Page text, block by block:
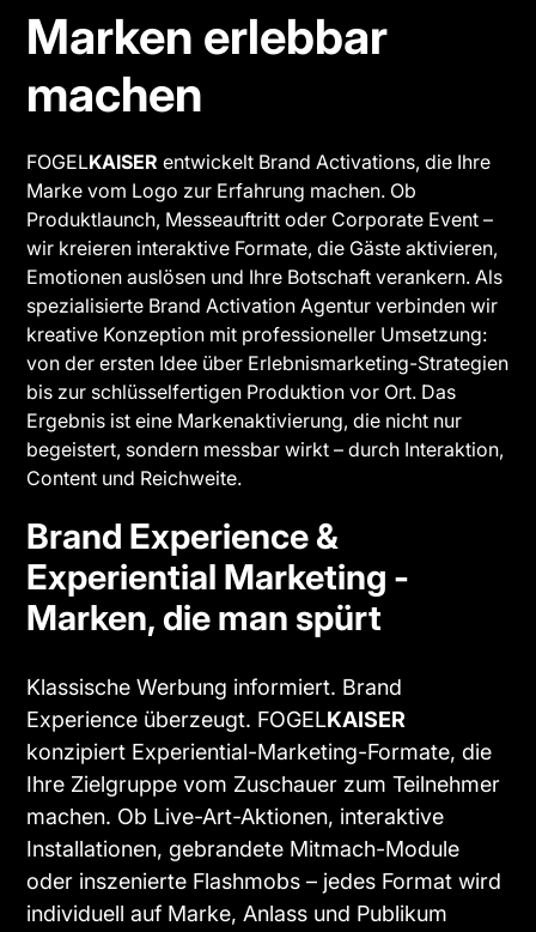
Marken erlebbar
machen
FOGELKAISER entwickelt Brand Activations, die Ihre
Marke vom Logo zur Erfahrung machen. Ob
Produktlaunch, Messeauftritt oder Corporate Event –
wir kreieren interaktive Formate, die Gäste aktivieren,
Emotionen auslösen und Ihre Botschaft verankern. Als
spezialisierte Brand Activation Agentur verbinden wir
kreative Konzeption mit professioneller Umsetzung:
von der ersten Idee über Erlebnismarketing-Strategien
bis zur schlüsselfertigen Produktion vor Ort. Das
Ergebnis ist eine Markenaktivierung, die nicht nur
begeistert, sondern messbar wirkt – durch Interaktion,
Content und Reichweite.
Brand Experience &
Experiential Marketing -
Marken, die man spürt
Klassische Werbung informiert. Brand
Experience überzeugt. FOGELKAISER
konzipiert Experiential-Marketing-Formate, die
Ihre Zielgruppe vom Zuschauer zum Teilnehmer
machen. Ob Live-Art-Aktionen, interaktive
Installationen, gebrandete Mitmach-Module
oder inszenierte Flashmobs – jedes Format wird
individuell auf Marke, Anlass und Publikum